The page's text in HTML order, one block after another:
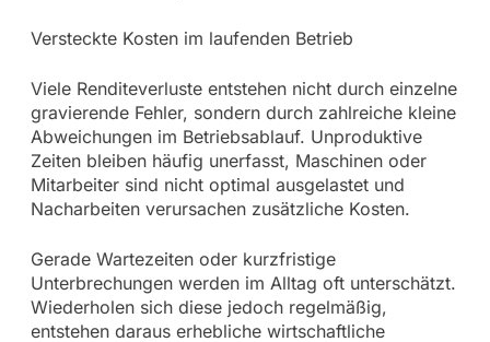
Versteckte Kosten im laufenden Betrieb
Viele Renditeverluste entstehen nicht durch einzelne
gravierende Fehler, sondern durch zahlreiche kleine
Abweichungen im Betriebsablauf. Unproduktive
Zeiten bleiben häufig unerfasst, Maschinen oder
Mitarbeiter sind nicht optimal ausgelastet und
Nacharbeiten verursachen zusätzliche Kosten.
Gerade Wartezeiten oder kurzfristige
Unterbrechungen werden im Alltag oft unterschätzt.
Wiederholen sich diese jedoch regelmäßig,
entstehen daraus erhebliche wirtschaftliche